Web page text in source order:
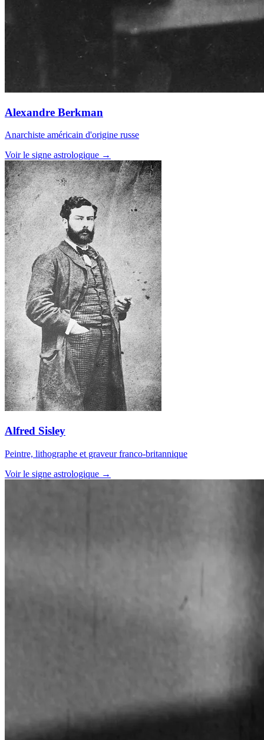
Alexandre Berkman
Anarchiste américain d'origine russe
Voir le signe astrologique →
Alfred Sisley
Peintre, lithographe et graveur franco-britannique
Voir le signe astrologique →